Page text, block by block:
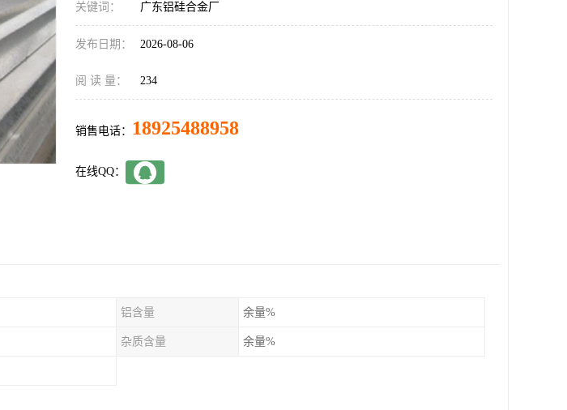
关键词： 广东铝硅合金厂
发布日期： 2026-08-06
阅 读 量： 234
销售电话： 18925488958
在线QQ：
铝含量 余量%
杂质含量 余量%